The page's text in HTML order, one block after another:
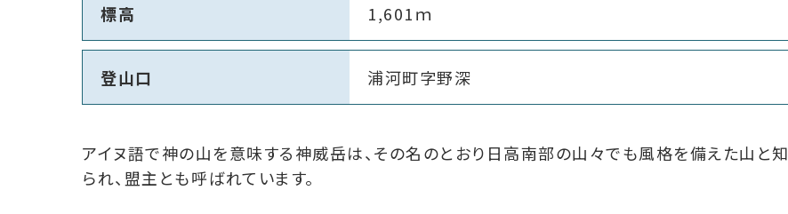
標高 1,601ｍ
登山口 浦河町字野深
アイヌ語で神の山を意味する神威岳は、その名のとおり日高南部の山々でも風格を備えた山と知
られ、盟主とも呼ばれています。